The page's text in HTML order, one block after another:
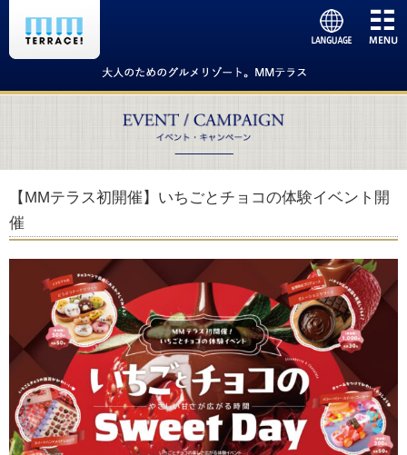
【MMテラス初開催】いちごとチョコの体験イベント開
催